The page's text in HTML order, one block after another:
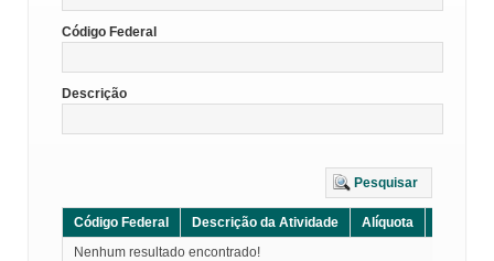
Código Federal
Descrição
Pesquisar
Código Federal Descrição da Atividade Alíquota
Nenhum resultado encontrado!